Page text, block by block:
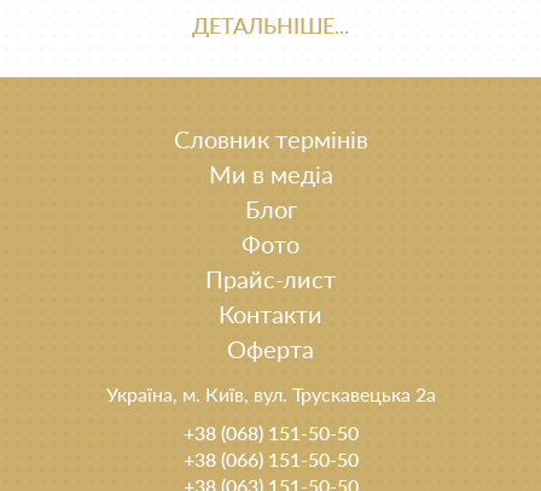
ДЕТАЛЬНІШЕ...
Словник термінів
Ми в медіа
Блог
Фото
Прайс-лист
Контакти
Оферта
Україна, м. Київ, вул. Трускавецька 2а
+38 (068) 151-50-50
+38 (066) 151-50-50
+38 (063) 151-50-50